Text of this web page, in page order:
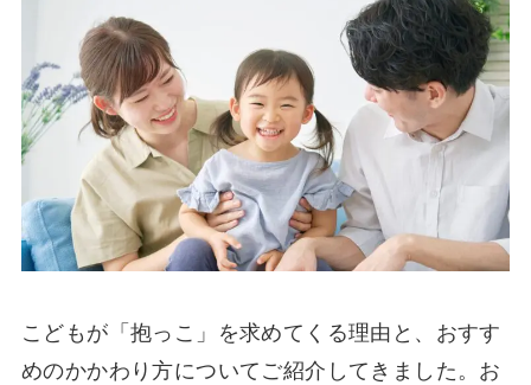
こどもが「抱っこ」を求めてくる理由と、おすす
めのかかわり方についてご紹介してきました。お